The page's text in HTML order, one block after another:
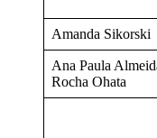
Amanda Sikorski
Ana Paula
Rocha Ohata